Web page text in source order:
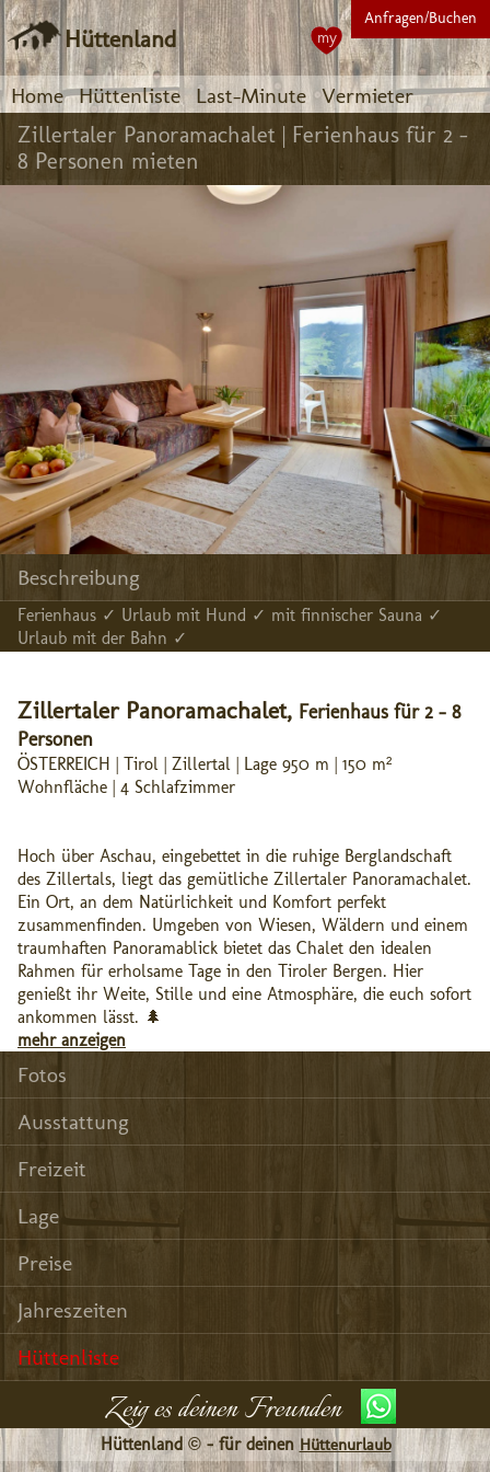
Hüttenland
Home Hüttenliste Last-Minute Vermieter
Anfragen/Buchen
my
Zillertaler Panoramachalet | Ferienhaus für 2 -
8 Personen mieten
Beschreibung
Ferienhaus ✓ Urlaub mit Hund ✓ mit finnischer Sauna ✓
Urlaub mit der Bahn ✓
Zillertaler Panoramachalet, Ferienhaus für 2 - 8
Personen
ÖSTERREICH | Tirol | Zillertal | Lage 950 m | 150 m²
Wohnfläche | 4 Schlafzimmer
Hoch über Aschau, eingebettet in die ruhige Berglandschaft
des Zillertals, liegt das gemütliche Zillertaler Panoramachalet.
Ein Ort, an dem Natürlichkeit und Komfort perfekt
zusammenfinden. Umgeben von Wiesen, Wäldern und einem
traumhaften Panoramablick bietet das Chalet den idealen
Rahmen für erholsame Tage in den Tiroler Bergen. Hier
genießt ihr Weite, Stille und eine Atmosphäre, die euch sofort
ankommen lässt. 🌲
mehr anzeigen
Fotos
Ausstattung
Freizeit
Lage
Preise
Jahreszeiten
Hüttenliste
Zeig es deinen Freunden
Hüttenland © - für deinen Hüttenurlaub